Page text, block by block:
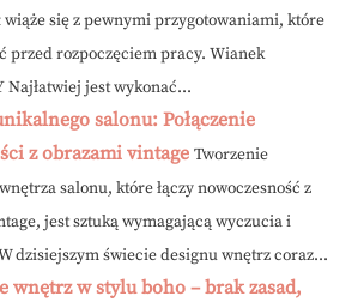
wiąże się z pewnymi przygotowaniami, które
przed rozpoczęciem pracy. Wianek
Najłatwiej jest wykonać...
salonu: Połączenie
z obrazami vintage Tworzenie
salonu, które łączy nowoczesność z
jest sztuką wymagającą wyczucia i
dzisiejszym świecie designu wnętrz coraz...
wnętrz w stylu boho – brak zasad,